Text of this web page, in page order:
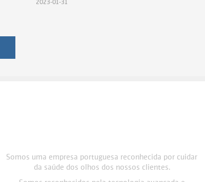
2023-01-31
Somos uma empresa portuguesa reconhecida por cuidar
da saúde dos olhos dos nossos clientes.